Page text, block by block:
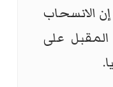
إن الانسحاب
المقبل على